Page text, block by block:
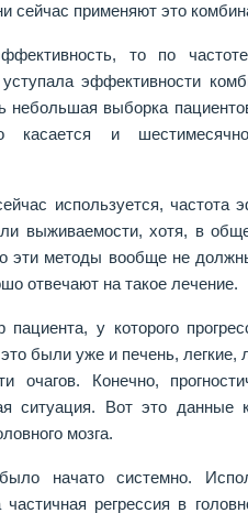
сейчас применяют это
то по
эффективности
небольшая выборка
касается и
используется,
выживаемости, хотя, в
эти методы вообще не
отвечают на такое лечение.
пациента, у которого
были уже и печень,
очагов. Конечно,
ситуация. Вот это
мозга.
начато системно.
регрессия в